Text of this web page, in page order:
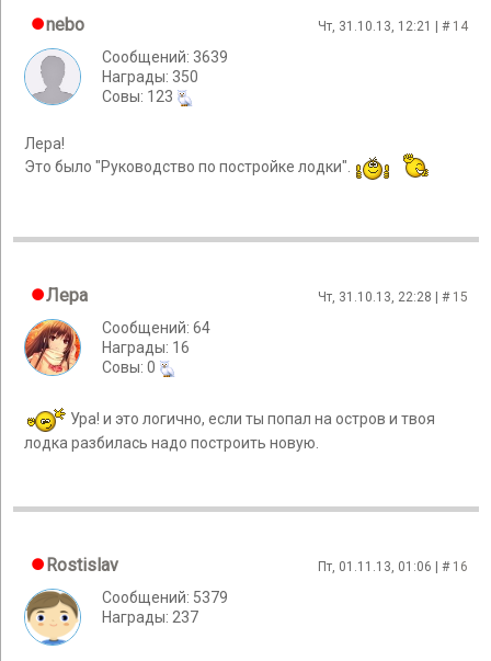
nebo Чт, 31.10.13, 12:21 | # 14
Сообщений: 3639
Награды: 350
Cовы: 123
Лера!
Это было "Руководство по постройке лодки".
Лера Чт, 31.10.13, 22:28 | # 15
Сообщений: 64
Награды: 16
Cовы: 0
Ура! и это логично, если ты попал на остров и твоя
лодка разбилась надо построить новую.
Rostislav Пт, 01.11.13, 01:06 | # 16
Сообщений: 5379
Награды: 237